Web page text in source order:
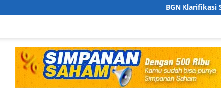
BGN Klarifikasi Soal Pembukaan